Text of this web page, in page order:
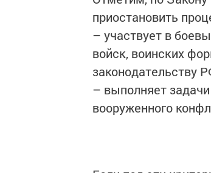
приостановить
– участвует в
войск, воинских
законодательству
– выполняет
вооруженного